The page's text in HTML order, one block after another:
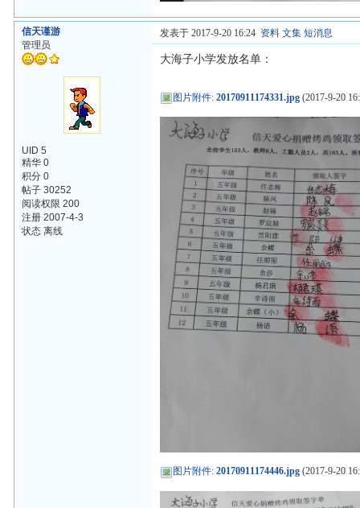
信天谨游
管理员
UID 5
精华 0
积分 0
帖子 30252
阅读权限 200
注册 2007-4-3
状态 离线
发表于 2017-9-20 16:24 资料 文集 短消息
大海子小学发放名单：
图片附件:20170911174331.jpg (2017-9-20
图片附件:20170911174446.jpg (2017-9-20